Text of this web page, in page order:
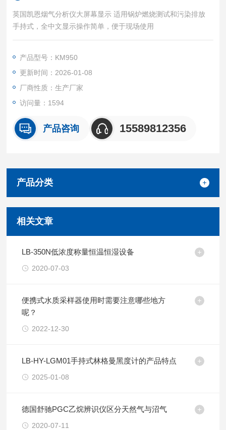
英国凯恩烟气分析仪大屏幕显示 适用锅炉燃烧测试和污染排放
手持式，全中文显示操作简单，便于现场使用
产品型号：KM950
更新时间：2026-01-08
厂商性质：生产厂家
访问量：1594
产品咨询 15589812356
产品分类
相关文章
LB-350N低浓度称量恒温恒湿设备
2020-07-03
便携式水质采样器使用时需要注意哪些地方
呢？
2022-12-30
LB-HY-LGM01手持式林格曼黑度计的产品特点
2025-01-08
德国舒驰PGC乙烷辨识仪区分天然气与沼气
2020-07-11